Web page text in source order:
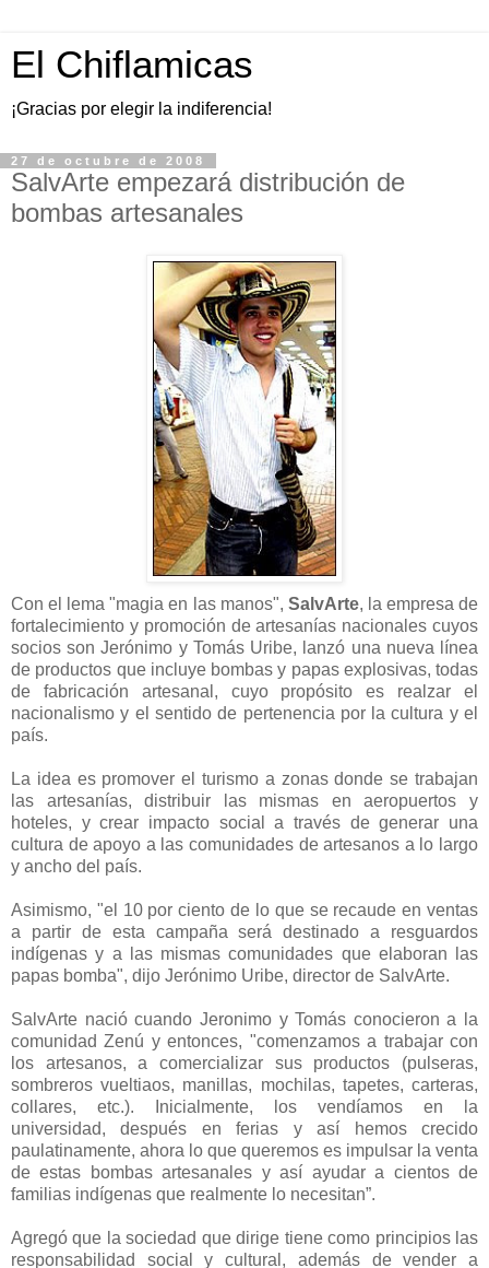
El Chiflamicas
¡Gracias por elegir la indiferencia!
27 de octubre de 2008
SalvArte empezará distribución de
bombas artesanales
Con el lema "magia en las manos", SalvArte, la empresa de
fortalecimiento y promoción de artesanías nacionales cuyos
socios son Jerónimo y Tomás Uribe, lanzó una nueva línea
de productos que incluye bombas y papas explosivas, todas
de fabricación artesanal, cuyo propósito es realzar el
nacionalismo y el sentido de pertenencia por la cultura y el
país.
La idea es promover el turismo a zonas donde se trabajan
las artesanías, distribuir las mismas en aeropuertos y
hoteles, y crear impacto social a través de generar una
cultura de apoyo a las comunidades de artesanos a lo largo
y ancho del país.
Asimismo, "el 10 por ciento de lo que se recaude en ventas
a partir de esta campaña será destinado a resguardos
indígenas y a las mismas comunidades que elaboran las
papas bomba", dijo Jerónimo Uribe, director de SalvArte.
SalvArte nació cuando Jeronimo y Tomás conocieron a la
comunidad Zenú y entonces, "comenzamos a trabajar con
los artesanos, a comercializar sus productos (pulseras,
sombreros vueltiaos, manillas, mochilas, tapetes, carteras,
collares, etc.). Inicialmente, los vendíamos en la
universidad, después en ferias y así hemos crecido
paulatinamente, ahora lo que queremos es impulsar la venta
de estas bombas artesanales y así ayudar a cientos de
familias indígenas que realmente lo necesitan”.
Agregó que la sociedad que dirige tiene como principios las
responsabilidad social y cultural, además de vender a